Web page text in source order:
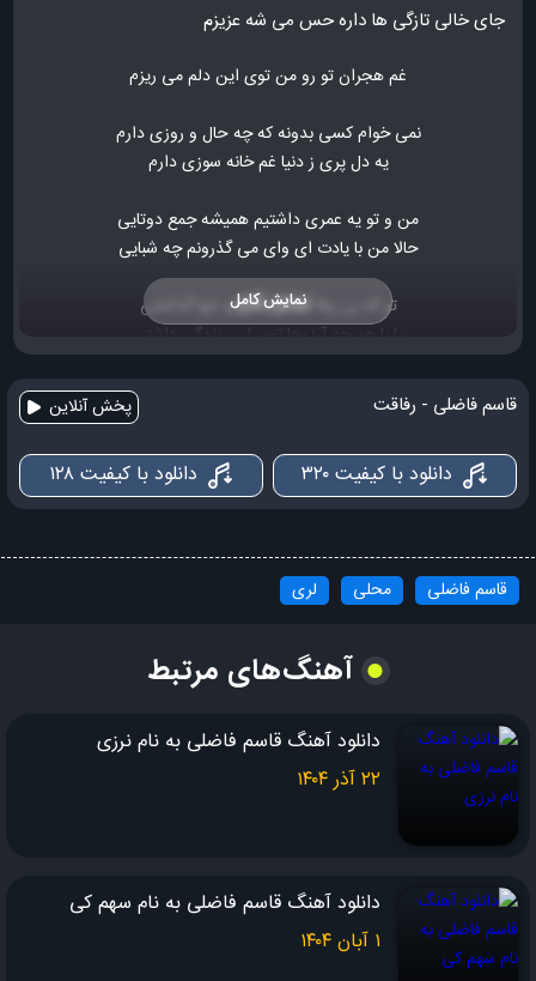
ﺟﺎی ﺧﺎﻟﻰ ﺗﺎزﮔﻰ ﻫﺎ داره ﺣﺲ ﻣﻰ ﺷﻪ ﻋﺰﻳﺰم
ﻏﻢ ﻫﺠﺮان ﺗﻮ رو ﻣﻦ ﺗﻮی اﻳﻦ دﻟﻢ ﻣﻰ رﻳﺰم
ﻧﻤﻰ ﺧﻮام ﻛﺴﻰ ﺑﺪوﻧﻪ ﻛﻪ ﭼﻪ ﺣﺎل و روزی دارم
ﻳﻪ دل ﭘﺮی ز دﻧﻴﺎ ﻏﻢ ﺧﺎﻧﻪ ﺳﻮزی دارم
ﻣﻦ و ﺗﻮ ﻳﻪ ﻋﻤﺮی داﺷﺘﻴﻢ ﻫﻤﻴﺸﻪ ﺟﻤﻊ دوﺗﺎﻳﻰ
ﺣﺎﻟﺎ ﻣﻦ ﺑﺎ ﻳﺎدت ای وای ﻣﻰ ﮔﺬروﻧﻢ ﭼﻪ ﺷﺒﺎﻳﻰ
ﺗﻮ ﻛﻪ ﺑﻰ وﻓﺎ ﻧﺒﻮدی رﻓﺘﻰ و ﺗﻨﻬﺎ ﮔﺬاﺷﺘﻰ
ﻣﺎ ﺑﺎ ﻫﻢ ﭼﻪ آرزوﻫﺎ ﺗﻮی اﻳﻦ زﻧﺪﮔﻰ داﺷﺘﻴﻢ
ﻣﺚ ﭘﺎﻳﻴﺰی ﻛﻪ رﻓﺘﻰ ﻳﻪ ﺣﺲ ﻏﺮﻳﺒﻰ دارم
ﺟﺎی اوﻟﻴﻦ ﺑﺎروﻧﺶ ﺧﻮن دل واﺳﺖ ﻣﻰ ﺑﺎرم
ﻣﻦ و ﺗﻨﻬﺎﻳﻰ ﻳﺎدت ﺑﺎ ﻫﻤﻴﻢ ﺗﺎ ﺑﻪ ﻗﻴﺎﻣﺖ
نمایش کامل
قاسم فاضلی - رفاقت پخش آنلاین
دانلود با کیفیت ۳۲۰ دانلود با کیفیت ۱۲۸
قاسم فاضلی محلی لری
آهنگ‌های مرتبط
دانلود آهنگ قاسم فاضلی به نام نرزی
۲۲ آذر ۱۴۰۴
دانلود آهنگ قاسم فاضلی به نام سهم کی
۱ آبان ۱۴۰۴